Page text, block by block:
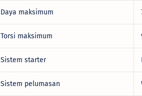
Daya maksimum
Torsi maksimum
Sistem starter
Sistem pelumasan